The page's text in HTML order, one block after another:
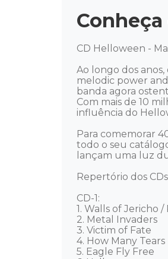
CD Helloween -
Ao longo dos
melodic power
banda agora
Com mais de 10
influência do
Para comemorar
todo o seu
lançam uma luz
Repertório dos
CD-1:
1. Walls of Jericho
2. Metal Invaders
3. Victim of Fate
4. How Many Tears
5. Eagle Fly Free